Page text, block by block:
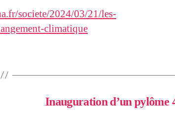
societe/2024/03/21/les-
climatique
Inauguration d’un pylôme